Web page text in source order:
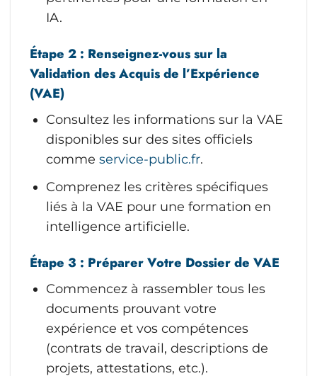
IA.
Étape 2 : Renseignez-vous sur la
Validation des Acquis de l’Expérience
(VAE)
Consultez les informations sur la VAE
disponibles sur des sites officiels
commeservice-public.fr.
Comprenez les critères spécifiques
liés à la VAE pour une formation en
intelligence artificielle.
Étape 3 : Préparer Votre Dossier de VAE
Commencez à rassembler tous les
documents prouvant votre
expérience et vos compétences
(contrats de travail, descriptions de
projets, attestations, etc.).